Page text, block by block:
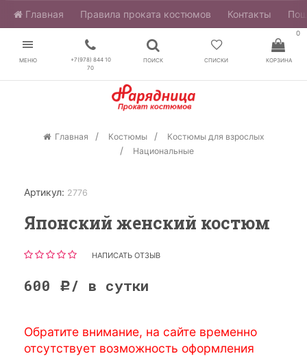
Главная ​Правила проката костюмов Контакты
МЕНЮ
+7(978) 844 10
70
ПОИСК СПИСКИ
0
КОРЗИНА
Главная Костюмы
Костюмы для взрослых
Национальные
Артикул: 2776
Японский женский костюм
НАПИСАТЬ ОТЗЫВ
600 Р / в сутки
Обратите внимание, на сайте временно
отсутствует возможность оформления